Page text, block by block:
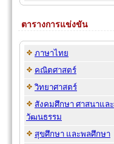
ตารางการแข่งขัน
ภาษาไทย
คณิตศาสตร์
วิทยาศาสตร์
สังคมศึกษา ศาสนาและ
วัฒนธรรม
สุขศึกษา และพลศึกษา